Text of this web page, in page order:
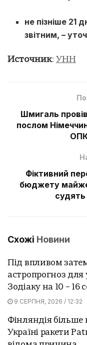
не пізніше 21
звітним, –
Источник: УНН
Шмигаль
послом
Фіктивний
бюджету майже
судять
Схожі Новини
Під впливом
астропрогноз для
Зодіаку на 10 – 16
9 СЕРПНЯ, 2026 / 12:32
Фінляндія
Україні ракети